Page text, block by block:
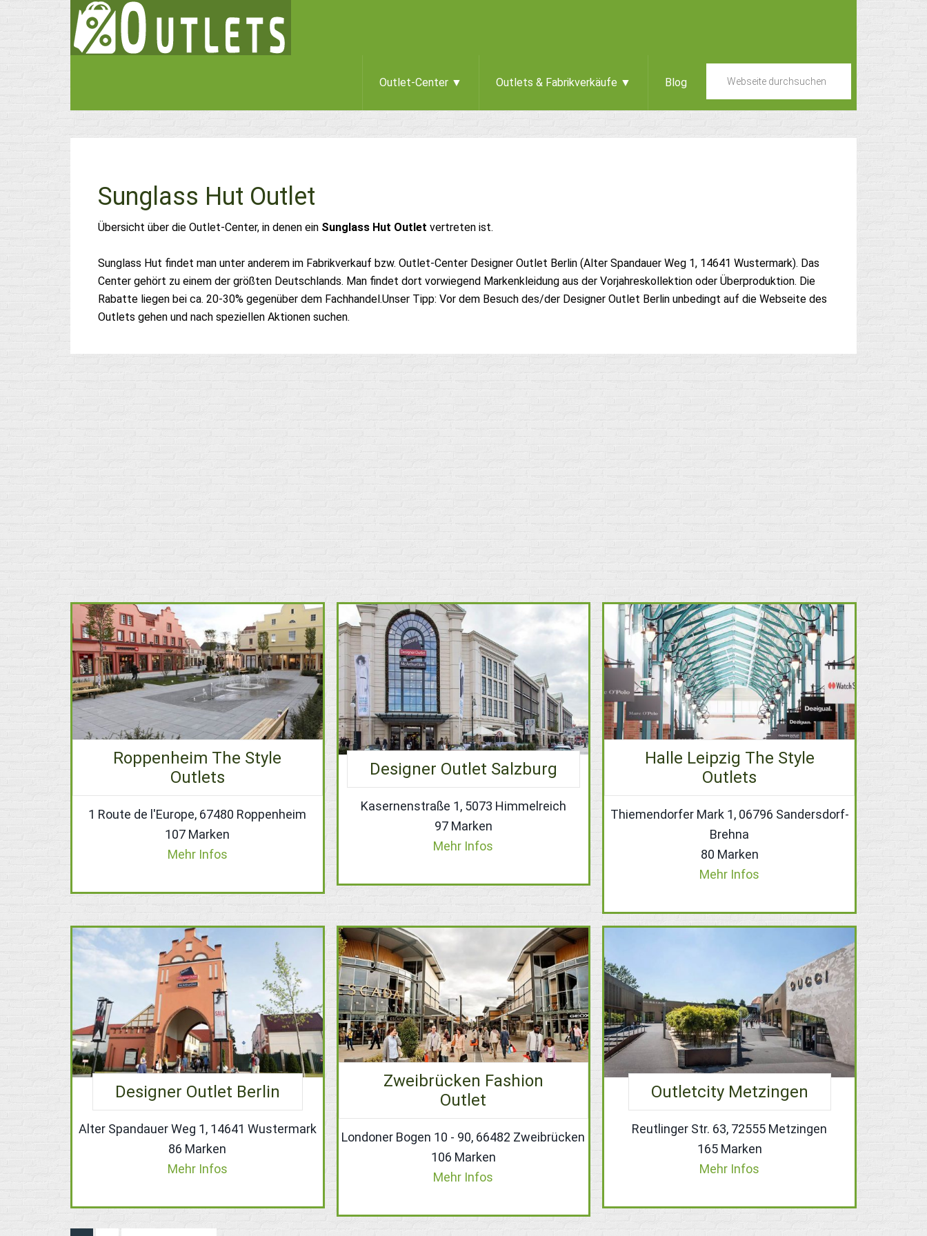
Outlet-Center ▼ Outlets & Fabrikverkäufe ▼ Blog
Sunglass Hut Outlet
Übersicht über die Outlet-Center, in denen ein Sunglass Hut Outlet vertreten ist.
Sunglass Hut findet man unter anderem im Fabrikverkauf bzw. Outlet-Center Designer Outlet Berlin (Alter Spandauer Weg 1, 14641 Wustermark). Das
Center gehört zu einem der größten Deutschlands. Man findet dort vorwiegend Markenkleidung aus der Vorjahreskollektion oder Überproduktion. Die
Rabatte liegen bei ca. 20-30% gegenüber dem Fachhandel.Unser Tipp: Vor dem Besuch des/der Designer Outlet Berlin unbedingt auf die Webseite des
Outlets gehen und nach speziellen Aktionen suchen.
Roppenheim The Style
Outlets
1 Route de l'Europe, 67480 Roppenheim
107 Marken
Mehr Infos
Designer Outlet Salzburg
Kasernenstraße 1, 5073 Himmelreich
97 Marken
Mehr Infos
Halle Leipzig The Style
Outlets
Thiemendorfer Mark 1, 06796 Sandersdorf-
Brehna
80 Marken
Mehr Infos
Designer Outlet Berlin
Alter Spandauer Weg 1, 14641 Wustermark
86 Marken
Mehr Infos
Zweibrücken Fashion
Outlet
Londoner Bogen 10 - 90, 66482 Zweibrücken
106 Marken
Mehr Infos
Outletcity Metzingen
Reutlinger Str. 63, 72555 Metzingen
165 Marken
Mehr Infos